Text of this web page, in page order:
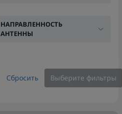
НАПРАВЛЕННОСТЬ
АНТЕННЫ
Сбросить Выберите фильтры